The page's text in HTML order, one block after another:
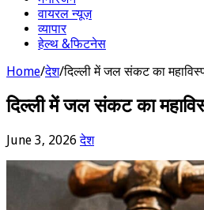
वायरल न्यूज़
व्यापार
हेल्थ &फिटनेस
Home/देश/दिल्ली में जल संकट का
दिल्ली में जल संकट का
June 3, 2026 देश